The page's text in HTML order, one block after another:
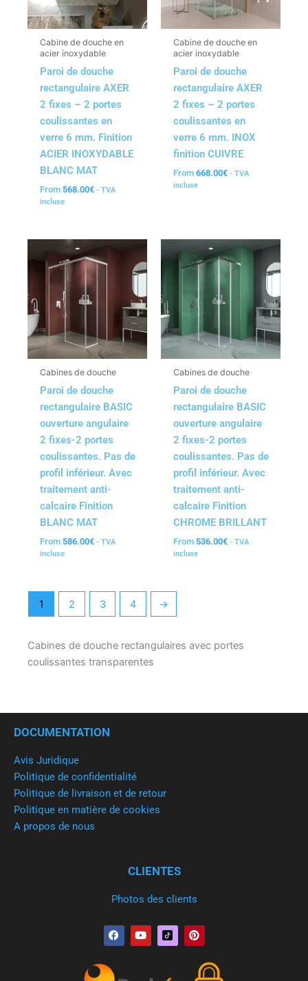
Cabine de douche en
acier inoxydable
Paroi de douche
rectangulaire AXER
2 fixes – 2 portes
coulissantes en
verre 6 mm. Finition
ACIER INOXYDABLE
BLANC MAT
From 568.00€ - TVA
incluse
Cabine de douche en
acier inoxydable
Paroi de douche
rectangulaire AXER
2 fixes – 2 portes
coulissantes en
verre 6 mm. INOX
finition CUIVRE
From 668.00€ - TVA
incluse
Cabines de douche
Paroi de douche
rectangulaire BASIC
ouverture angulaire
2 fixes-2 portes
coulissantes. Pas de
profil inférieur. Avec
traitement anti-
calcaire Finition
BLANC MAT
From 586.00€ - TVA
incluse
Cabines de douche
Paroi de douche
rectangulaire BASIC
ouverture angulaire
2 fixes-2 portes
coulissantes. Pas de
profil inférieur. Avec
traitement anti-
calcaire Finition
CHROME BRILLANT
From 536.00€ - TVA
incluse
1 2 3 4 →
Cabines de douche rectangulaires avec portes
coulissantes transparentes
DOCUMENTATION
Avis Juridique
Politique de confidentialité
Politique de livraison et de retour
Politique en matière de cookies
A propos de nous
CLIENTES
Photos des clients
F
a
c
b
Y
o
u
P
i
n
e